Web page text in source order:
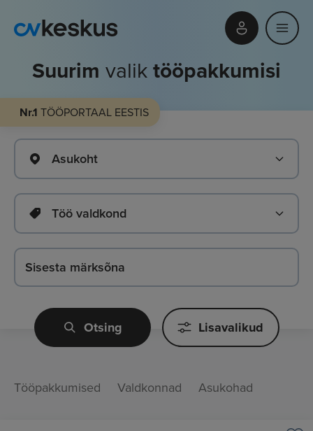
Suurim valiktööpakkumisi
Nr.1 TÖÖPORTAAL EESTIS
Asukoht
Töö valdkond
Otsing Lisavalikud
Tööpakkumised Valdkonnad Asukohad